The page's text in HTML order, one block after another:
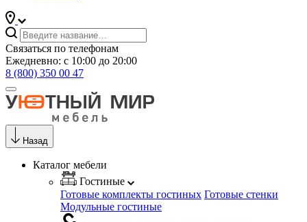
Связаться по телефонам
Ежедневно: с 10:00 до 20:00
8 (800) 350 00 47
Назад
Каталог мебели
Гостиные
Готовые комплекты гостиных Готовые стенки
Модульные гостиные